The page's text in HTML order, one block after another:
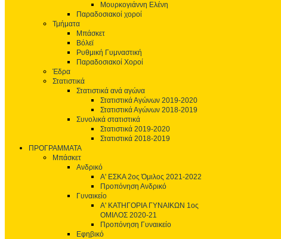
Μουρκογιάννη Ελένη
Παραδοσιακοί χοροί
Τμήματα
Μπάσκετ
Βόλεϊ
Ρυθμική Γυμναστική
Παραδοσιακοί Χοροί
Έδρα
Στατιστικά
Στατιστικά ανά αγώνα
Στατιστικά Αγώνων 2019-2020
Στατιστικά Αγώνων 2018-2019
Συνολικά στατιστικά
Στατιστικά 2019-2020
Στατιστικά 2018-2019
ΠΡΟΓΡΑΜΜΑΤΑ
Μπάσκετ
Ανδρικό
Α' ΕΣΚΑ 2ος Όμιλος 2021-2022
Προπόνηση Ανδρικό
Γυναικείο
Α' ΚΑΤΗΓΟΡΙΑ ΓΥΝΑΙΚΩΝ 1ος
ΟΜΙΛΟΣ 2020-21
Προπόνηση Γυναικείο
Εφηβικό